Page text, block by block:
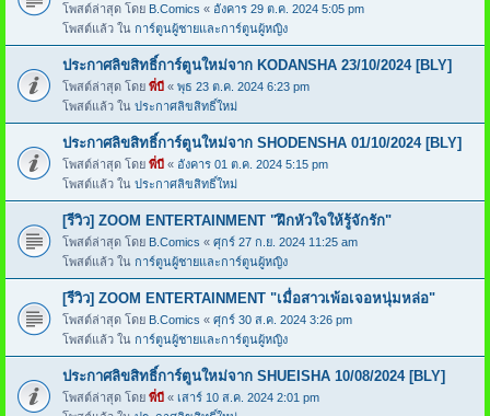
โพสต์ล่าสุด โดย B.Comics « อังคาร 29 ต.ค. 2024 5:05 pm
โพสต์แล้ว ใน การ์ตูนผู้ชายและการ์ตูนผู้หญิง
ประกาศลิขสิทธิ์การ์ตูนใหม่จาก KODANSHA 23/10/2024 [BLY]
โพสต์ล่าสุด โดย พี่บี « พุธ 23 ต.ค. 2024 6:23 pm
โพสต์แล้ว ใน ประกาศลิขสิทธิ์ใหม่
ประกาศลิขสิทธิ์การ์ตูนใหม่จาก SHODENSHA 01/10/2024 [BLY]
โพสต์ล่าสุด โดย พี่บี « อังคาร 01 ต.ค. 2024 5:15 pm
โพสต์แล้ว ใน ประกาศลิขสิทธิ์ใหม่
[รีวิว] ZOOM ENTERTAINMENT "ฝึกหัวใจให้รู้จักรัก"
โพสต์ล่าสุด โดย B.Comics « ศุกร์ 27 ก.ย. 2024 11:25 am
โพสต์แล้ว ใน การ์ตูนผู้ชายและการ์ตูนผู้หญิง
[รีวิว] ZOOM ENTERTAINMENT "เมื่อสาวเพ้อเจอหนุ่มหล่อ"
โพสต์ล่าสุด โดย B.Comics « ศุกร์ 30 ส.ค. 2024 3:26 pm
โพสต์แล้ว ใน การ์ตูนผู้ชายและการ์ตูนผู้หญิง
ประกาศลิขสิทธิ์การ์ตูนใหม่จาก SHUEISHA 10/08/2024 [BLY]
โพสต์ล่าสุด โดย พี่บี « เสาร์ 10 ส.ค. 2024 2:01 pm